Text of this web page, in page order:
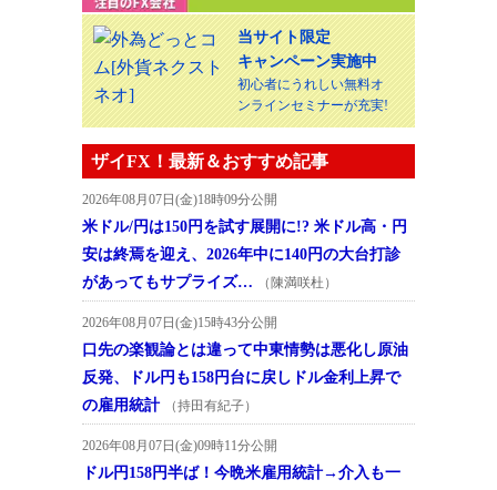
当サイト限定
キャンペーン実施中
初心者にうれしい無料オ
ンラインセミナーが充実!
ザイFX！最新＆おすすめ記事
2026年08月07日(金)18時09分公開
米ドル/円は150円を試す展開に!? 米ドル高・円
安は終焉を迎え、2026年中に140円の大台打診
があってもサプライズ…
（陳満咲杜）
2026年08月07日(金)15時43分公開
口先の楽観論とは違って中東情勢は悪化し原油
反発、ドル円も158円台に戻しドル金利上昇で
の雇用統計
（持田有紀子）
2026年08月07日(金)09時11分公開
ドル円158円半ば！今晩米雇用統計→介入も一